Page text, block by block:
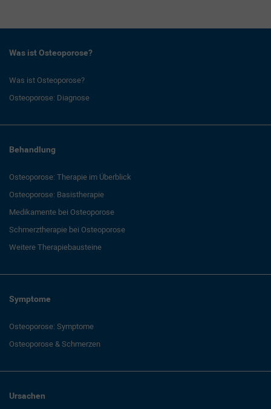
Was ist Osteoporose?
Was ist Osteoporose?
Osteoporose: Diagnose
Behandlung
Osteoporose: Therapie im Überblick
Osteoporose: Basistherapie
Medikamente bei Osteoporose
Schmerztherapie bei Osteoporose
Weitere Therapiebausteine
Symptome
Osteoporose: Symptome
Osteoporose & Schmerzen
Ursachen